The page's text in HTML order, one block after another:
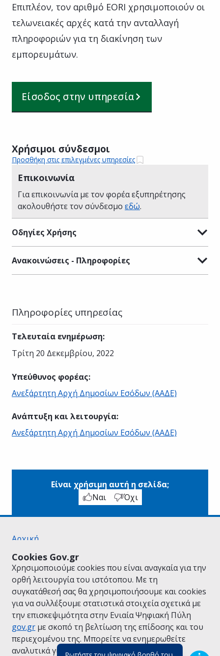
Cookies Gov.gr
Χρησιμοποιούμε cookies που είναι αναγκαία για την
ορθή λειτουργία του ιστότοπου. Με τη
συγκατάθεσή σας θα χρησιμοποιήσουμε και cookies
για να συλλέξουμε στατιστικά στοιχεία σχετικά με
την επισκεψιμότητα στην Ενιαία Ψηφιακή Πύλη
gov.gr με σκοπό τη βελτίωση της επίδοσης και του
περιεχομένου της. Μπορείτε να ενημερωθείτε
αναλυτικά για την Πολιτική Cookies.
Επιπλέον, τον αριθμό EORI χρησιμοποιούν οι
τελωνειακές αρχές κατά την ανταλλαγή
πληροφοριών για τη διακίνηση των
εμπορευμάτων.
Είσοδος στην υπηρεσία
Χρήσιμοι σύνδεσμοι
Προσθήκη στις επιλεγμένες υπηρεσίες
Επικοινωνία
Για επικοινωνία με τον φορέα εξυπηρέτησης
ακολουθήστε τον σύνδεσμο εδώ.
Οδηγίες Χρήσης
Ανακοινώσεις - Πληροφορίες
Πληροφορίες υπηρεσίας
Τελευταία ενημέρωση:
Τρίτη 20 Δεκεμβρίου, 2022
Υπεύθυνος φορέας:
Ανεξάρτητη Αρχή Δημοσίων Εσόδων (ΑΑΔΕ)
Ανάπτυξη και λειτουργία:
Ανεξάρτητη Αρχή Δημοσίων Εσόδων (ΑΑΔΕ)
Είναι χρήσιμη αυτή η σελίδα;
Ναι
Όχι
Αρχική
Όροι Χρήσης
Πολιτική Απορρήτου
Δήλωση προσβασιμότητας
Πολιτική cookies
Προτάσεις για το gov.gr
Υλοποίηση από το Υπουργείο Ψηφιακής
Διακυβέρνησης
Ελληνικά |Αγγλικά